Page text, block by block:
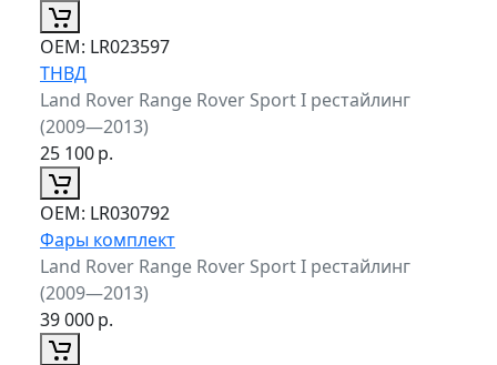
ОЕМ: LR023597
ТНВД
Land Rover Range Rover Sport I рестайлинг
(2009—2013)
25 100р.
ОЕМ: LR030792
Фары комплект
Land Rover Range Rover Sport I рестайлинг
(2009—2013)
39 000р.